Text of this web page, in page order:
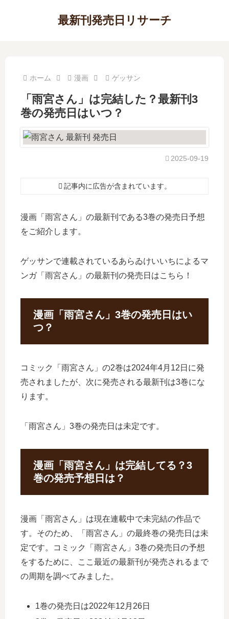
最新刊発売日リサーチ
ホーム 漫画 ゲッサン
「雨宮さん」は完結した？最新刊3
巻の発売日はいつ？
2025-09-19
記事内に広告が含まれています。
漫画「雨宮さん」の最新刊である3巻の発売日予想
をご紹介します。
ゲッサンで連載されているあらゐけいいちによるマ
ンガ「雨宮さん」の最新刊の発売日はこちら！
漫画「雨宮さん」3巻の発売日はい
つ？
コミック「雨宮さん」の2巻は2024年4月12日に発
売されましたが、次に発売される最新刊は3巻にな
ります。
「雨宮さん」3巻の発売日は未定です。
漫画「雨宮さん」は完結してる？3
巻の発売予想日は？
漫画「雨宮さん」は現在連載中で未完結の作品で
す。そのため、「雨宮さん」の最終巻の発売日は未
定です。コミック「雨宮さん」3巻の発売日の予想
をするために、ここ最近の最新刊が発売されるまで
の周期を調べてみました。
1巻の発売日は2022年12月26日